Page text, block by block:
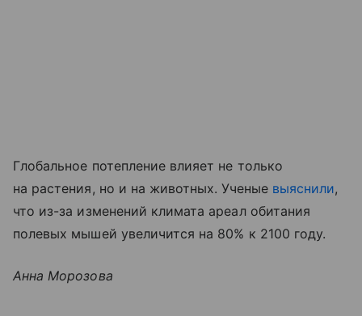
Глобальное потепление влияет не только
на растения, но и на животных. Ученые выяснили,
что из-за изменений климата ареал обитания
полевых мышей увеличится на 80% к 2100 году.
Анна Морозова